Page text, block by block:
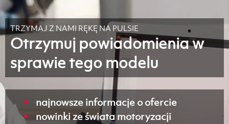
TRZYMAJ Z NAMI RĘKĘ NA PULSIE
Otrzymuj powiadomienia w
sprawie tego modelu
najnowsze informacje o ofercie
nowinki ze świata motoryzacji